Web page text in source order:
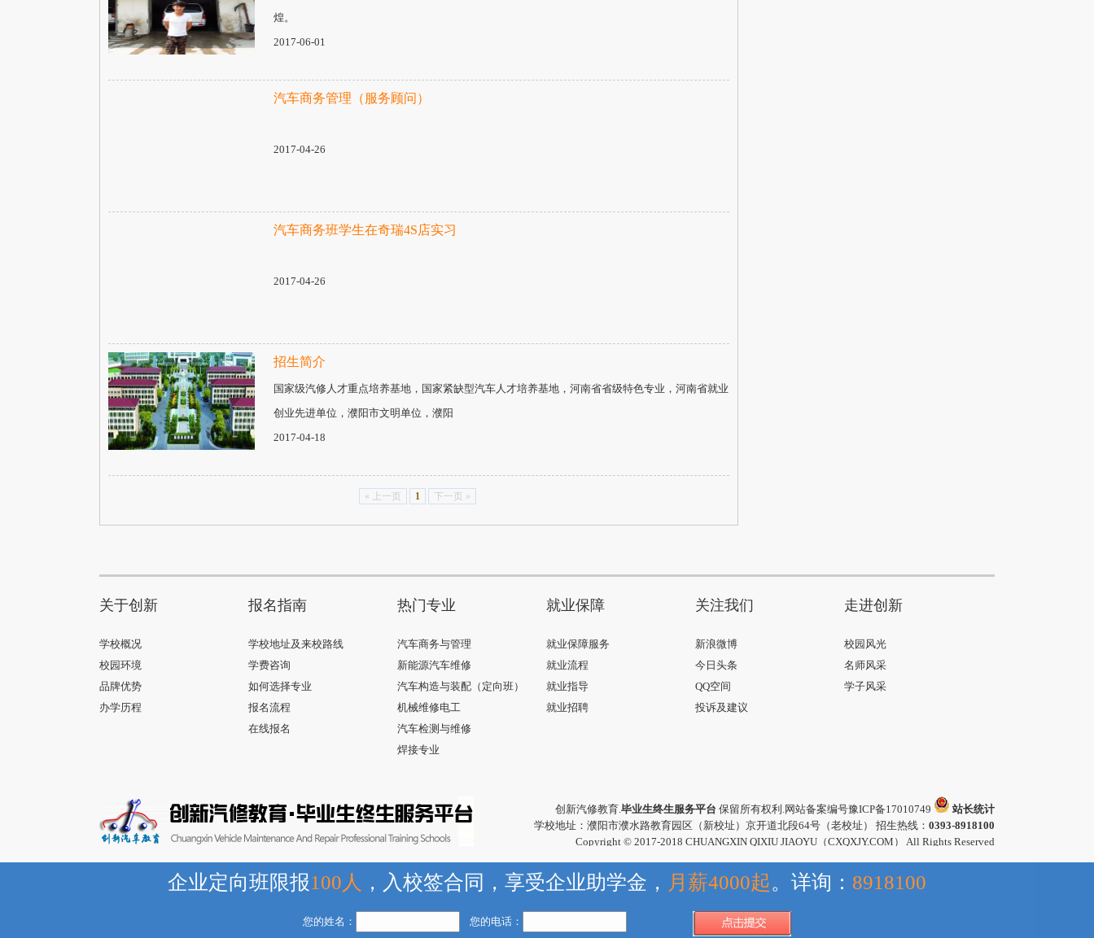
煌。
2017-06-01
汽车商务管理（服务顾问）
2017-04-26
汽车商务班学生在奇瑞4S店实习
2017-04-26
招生简介
国家级汽修人才重点培养基地，国家紧缺型汽车人才培养基地，河南省省级特色专业，河南省就业
创业先进单位，濮阳市文明单位，濮阳
2017-04-18
« 上一页 1 下一页 »
关于创新
学校概况
校园环境
品牌优势
办学历程
报名指南
学校地址及来校路线
学费咨询
如何选择专业
报名流程
在线报名
热门专业
汽车商务与管理
新能源汽车维修
汽车构造与装配（定向班）
机械维修电工
汽车检测与维修
焊接专业
就业保障
就业保障服务
就业流程
就业指导
就业招聘
关注我们
新浪微博
今日头条
QQ空间
投诉及建议
走进创新
校园风光
名师风采
学子风采
创新汽修教育. 毕业生终生服务平台 保留所有权利.网站备案编号豫ICP备17010749
站长统计
学校地址：濮阳市濮水路教育园区（新校址）京开道北段64号（老校址） 招生热线： 0393-8918100
Copyright © 2017-2018 CHUANGXIN QIXIU JIAOYU（CXQXJY.COM） All Rights Reserved
企业定向班限报100人 ，入校签合同，享受企业助学金， 月薪4000起。详询： 8918100
您的姓名： 您的电话：